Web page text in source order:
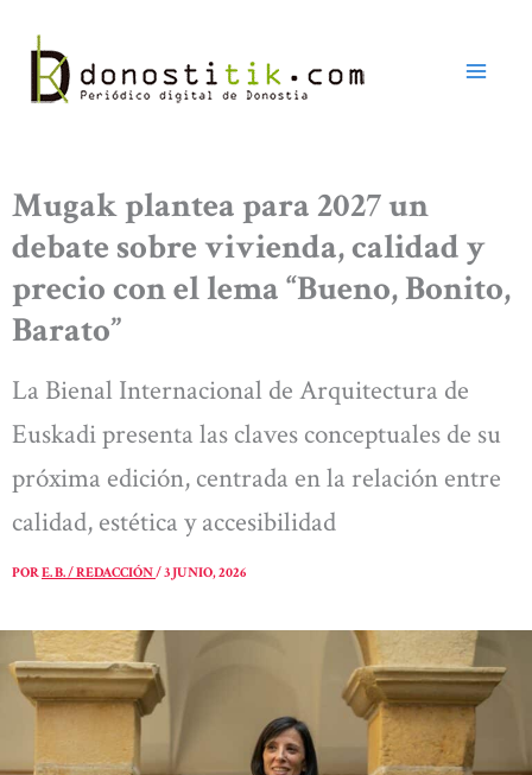
contenido
Mugak plantea para 2027 un
debate sobre vivienda, calidad y
precio con el lema “Bueno, Bonito,
Barato”
La Bienal Internacional de Arquitectura de
Euskadi presenta las claves conceptuales de su
próxima edición, centrada en la relación entre
calidad, estética y accesibilidad
PORE. B. / REDACCIÓN/3 JUNIO, 2026